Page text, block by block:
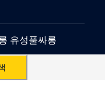
유성풀싸롱